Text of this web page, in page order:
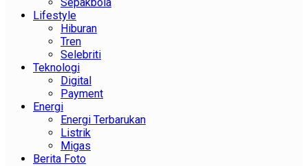
Lifestyle
Hiburan
Tren
Selebriti
Teknologi
Digital
Payment
Energi
Energi Terbarukan
Listrik
Migas
Berita Foto